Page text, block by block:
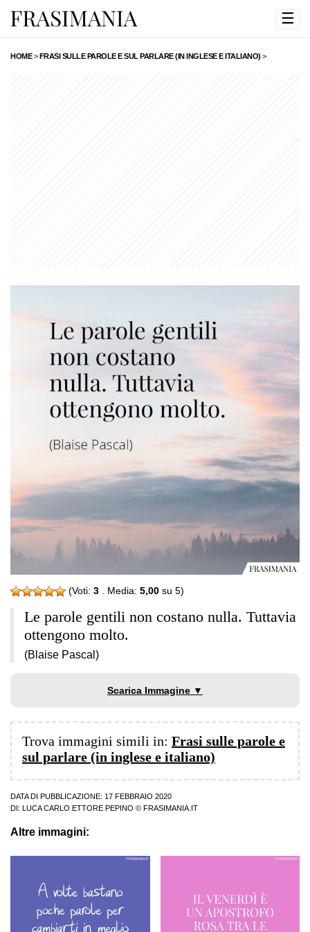
☰
HOME>FRASI SULLE PAROLE E SUL PARLARE (IN INGLESE E ITALIANO) >
(Voti: 3 . Media: 5,00 su 5)
Le parole gentili non costano nulla. Tuttavia
ottengono molto.
(Blaise Pascal)
Scarica Immagine ▼
Trova immagini simili in: Frasi sulle parole e
sul parlare (in inglese e italiano)
DATA DI PUBBLICAZIONE: 17 FEBBRAIO 2020
DI:
LUCA CARLO ETTORE PEPINO © FRASIMANIA.IT
Altre immagini: